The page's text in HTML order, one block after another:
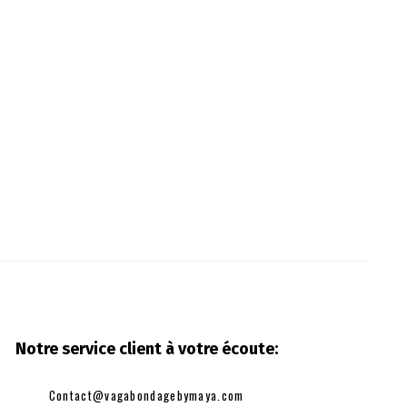
Notre service client à votre écoute:
Contact@vagabondagebymaya.com